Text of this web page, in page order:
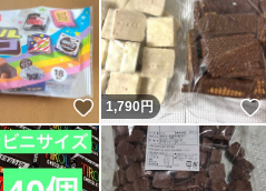
いいね！
1,790円